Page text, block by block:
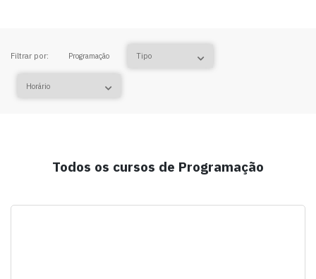
Filtrar por: Programação
Todos os cursos de Programação